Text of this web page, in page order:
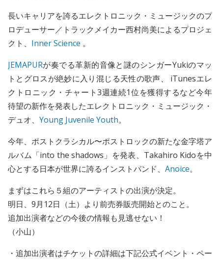
長いキャリアを誇るエレクトロニック・ミュージックのプ
ロデューサー／トラックメイカー西村尚美によるプロジェ
クト、 Inner Science 。
JEMAPURが奏でる革新的音像と謎のシンガーYukiのマッ
トとグロスが絶妙に入り混じる天性の歌声、 iTunesエレ
クトロニック・チャート3週連続1位を獲得するなど今年
待望の新作を発表したエレクトロニック・ミュージック・
デュオ、 Young Juvenile Youth。
今年、ポストクラシカル〜ポストロックの新たな金字塔ア
ルバム「into the shadows」を発表、Takahiro Kidoを中
心とする日本が世界に誇るインストバンド、 Anoice。
まずはこれら５組のアーティストの出演が決定。
明日、9月12日（土）より前売券販売開始とのこと。
追加出演者などの今後の情報も見逃せない！
（小山）
・追加出演者はチケットの詳細は下記公式イベント・ペー